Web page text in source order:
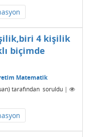
4 kişilik
biçimde
Matematik
tarafından soruldu |